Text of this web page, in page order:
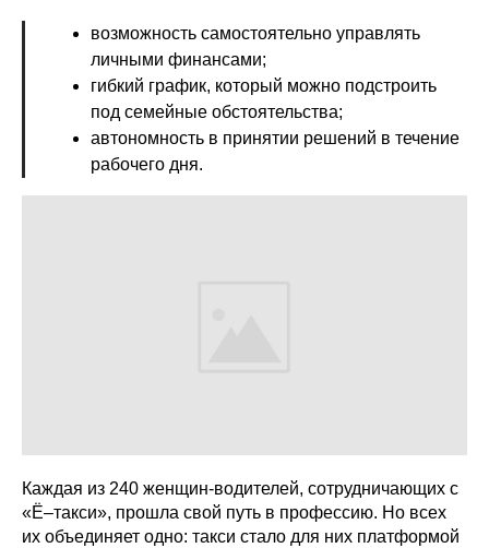
возможность самостоятельно управлять
личными финансами;
гибкий график, который можно подстроить
под семейные обстоятельства;
автономность в принятии решений в течение
рабочего дня.
Каждая из 240 женщин-водителей, сотрудничающих с
«Ё–такси», прошла свой путь в профессию. Но всех
их объединяет одно: такси стало для них платформой